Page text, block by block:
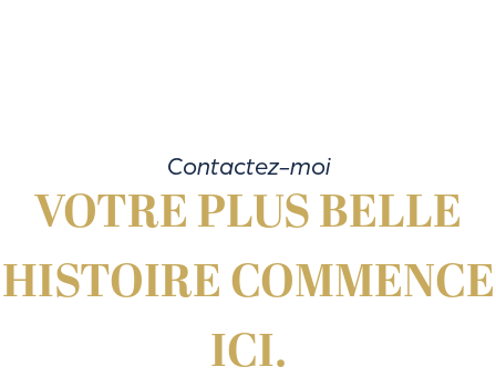
Contactez-moi
VOTRE PLUS BELLE
HISTOIRE COMMENCE
ICI.